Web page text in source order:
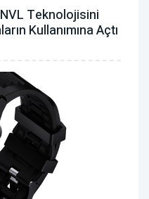
Teknolojisini
Kullanımına Açtı